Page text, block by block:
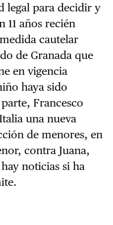
legal para decidir y
11 años recién
cautelar
de Granada que
en vigencia
haya sido
Francesco
una nueva
de menores, en
contra Juana,
noticias si ha